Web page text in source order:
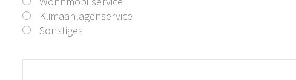
Klimaanlagenservice
Sonstiges